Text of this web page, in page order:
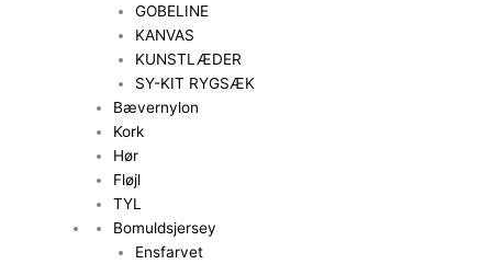
GOBELINE
KANVAS
KUNSTLÆDER
SY-KIT RYGSÆK
Bævernylon
Kork
Hør
Fløjl
TYL
Bomuldsjersey
Ensfarvet